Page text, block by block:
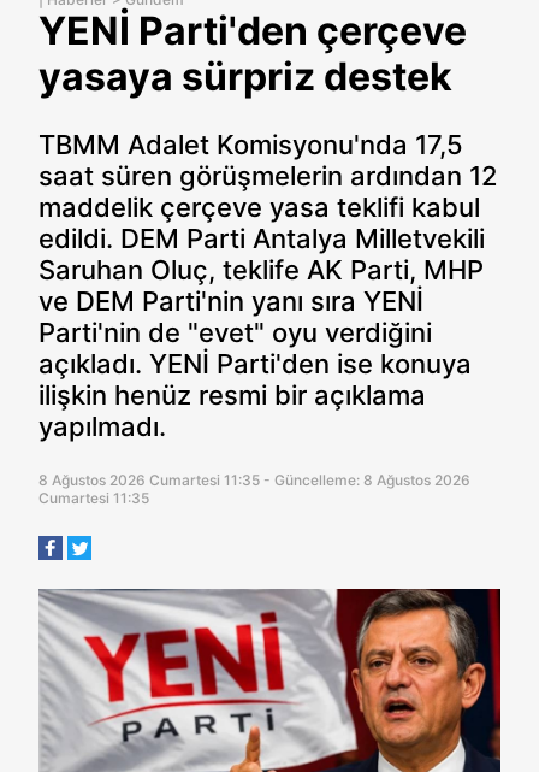
YENİ Parti'den çerçeve
yasaya sürpriz destek
TBMM Adalet Komisyonu'nda 17,5
saat süren görüşmelerin ardından 12
maddelik çerçeve yasa teklifi kabul
edildi. DEM Parti Antalya Milletvekili
Saruhan Oluç, teklife AK Parti, MHP
ve DEM Parti'nin yanı sıra YENİ
Parti'nin de "evet" oyu verdiğini
açıkladı. YENİ Parti'den ise konuya
ilişkin henüz resmi bir açıklama
yapılmadı.
8 Ağustos 2026 Cumartesi 11:35 - Güncelleme: 8 Ağustos 2026
Cumartesi 11:35